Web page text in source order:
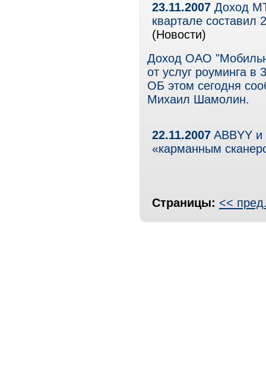
23.11.2007 Доход
квартале составил
(Новости)
Доход ОАО
от услуг роуминга в
ОБ этом сегодня
Михаил Шамолин.
22.11.2007 ABBYY и
«карманным
Страницы: <<